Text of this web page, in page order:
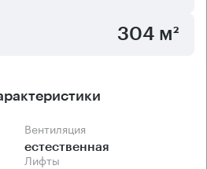
304 м²
Вентиляция
естественная
Лифты